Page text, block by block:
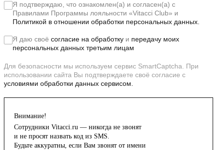
Я подтверждаю, что ознакомлен(а) и согласен(а) с
Правилами Программы лояльности «Vitacci Club» и
Политикой в отношении обработки персональных данных.
Я даю своё согласие на обработку и передачу моих
персональных данных третьим лицам
Для безопасности мы используем сервис SmartCaptcha. При
использовании сайта Вы подтверждаете своё согласие с
условиями обработки данных сервисом.
Внимание!
Сотрудники Vitacci.ru — никогда не звонят
и не просят назвать код из SMS.
Будьте аккуратны, если Вам звонят от имени